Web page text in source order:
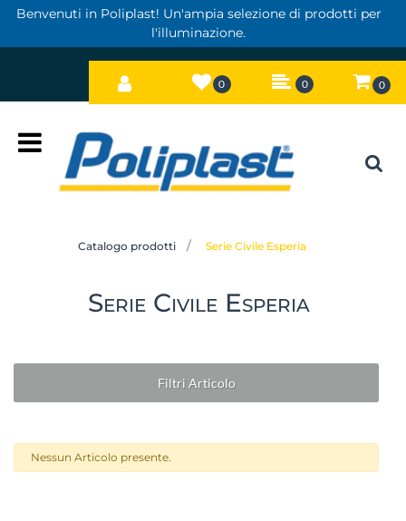
Benvenuti in Poliplast! Un'ampia selezione di prodotti per
l'illuminazione.
0 0 0
Catalogo prodotti Serie Civile Esperia
Serie Civile Esperia
Filtri Articolo
Nessun Articolo presente.